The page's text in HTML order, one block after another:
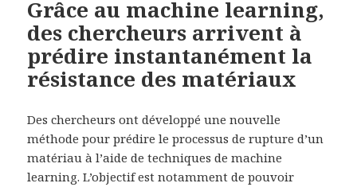
Grâce au machine learning,
des chercheurs arrivent à
prédire instantanément la
résistance des matériaux
Des chercheurs ont développé une nouvelle
méthode pour prédire le processus de rupture d’un
matériau à l’aide de techniques de machine
learning. L’objectif est notamment de pouvoir